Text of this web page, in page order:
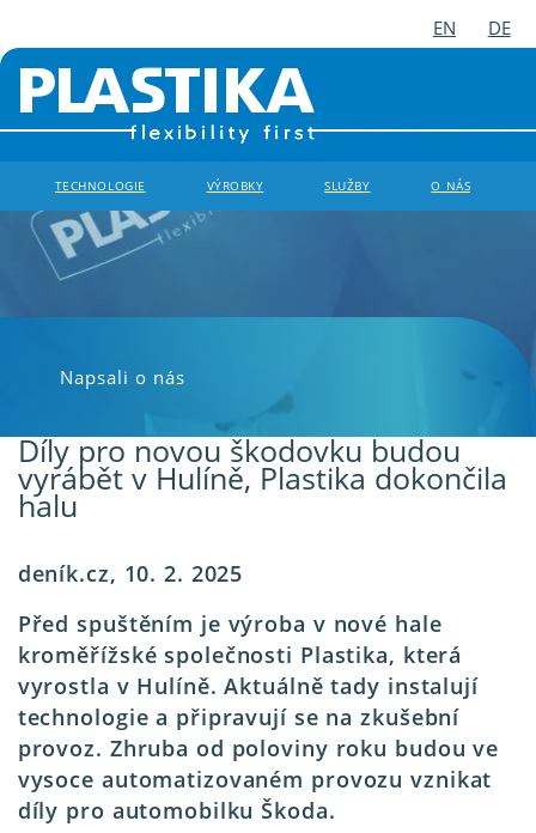
EN DE
TECHNOLOGIE VÝROBKY SLUŽBY O NÁS
Napsali o nás
Díly pro novou škodovku budou
vyrábět v Hulíně, Plastika dokončila
halu
deník.cz, 10. 2. 2025
Před spuštěním je výroba v nové hale
kroměřížské společnosti Plastika, která
vyrostla v Hulíně. Aktuálně tady instalují
technologie a připravují se na zkušební
provoz. Zhruba od poloviny roku budou ve
vysoce automatizovaném provozu vznikat
díly pro automobilku Škoda.